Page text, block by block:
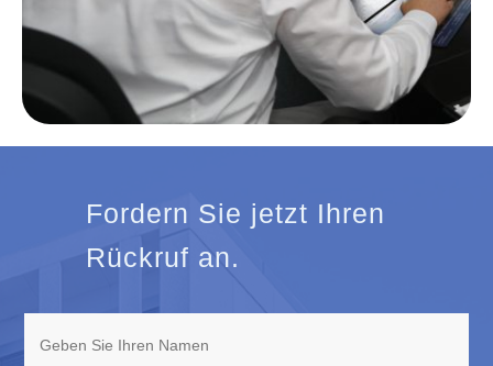
Fordern Sie jetzt Ihren
Rückruf an.